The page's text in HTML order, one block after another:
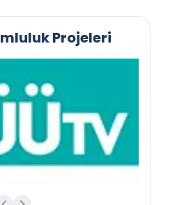
Projeleri